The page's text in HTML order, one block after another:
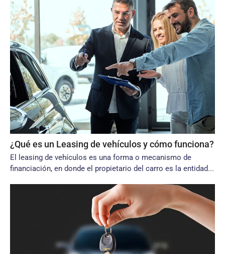
¿Qué es un Leasing de vehículos y cómo funciona?
El leasing de vehículos es una forma o mecanismo de
financiación, en donde el propietario del carro es la entidad...